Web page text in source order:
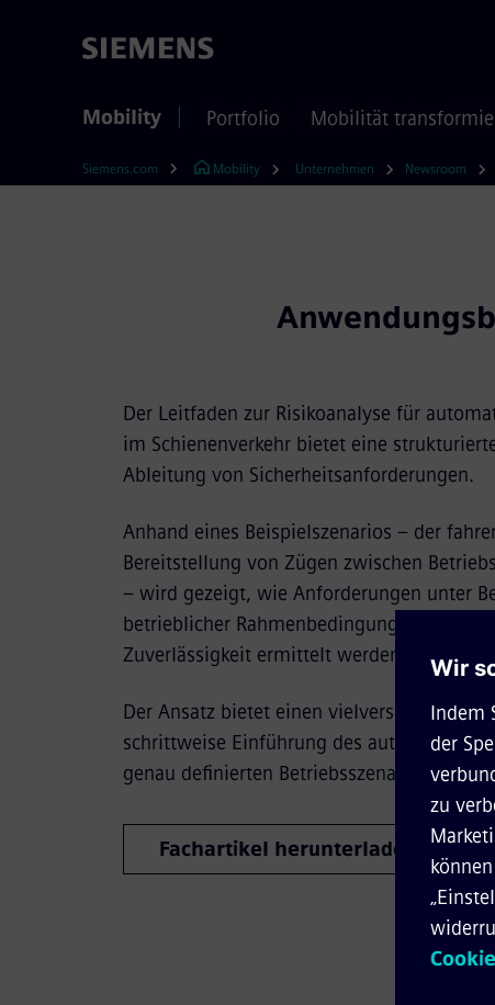
Mobility Portfolio Mobilität
Siemens.com Mobility Unternehmen Newsroom
Der Leitfaden zur Risikoanalyse für
im Schienenverkehr bietet eine
Ableitung von Sicherheitsanforderungen.
Anhand eines Beispielszenarios – der
Bereitstellung von Zügen zwischen
– wird gezeigt, wie Anforderungen unter
betrieblicher Rahmenbedingungen und
Zuverlässigkeit ermittelt werden können.
Der Ansatz bietet einen
schrittweise Einführung des
genau definierten Betriebsszenarien.
Fachartikel herunterladen